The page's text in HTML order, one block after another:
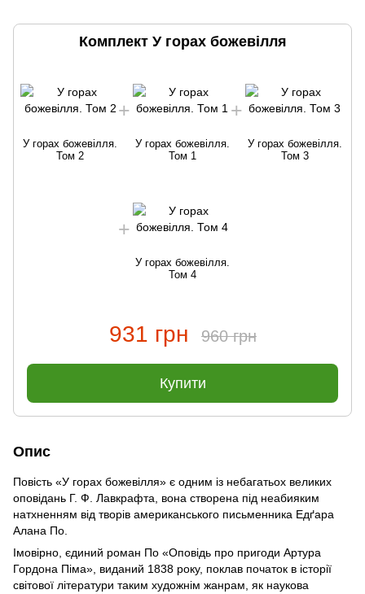
Комплект У горах божевілля
У горах божевілля.
Том 2
У горах божевілля.
Том 1
У горах божевілля.
Том 3
У горах божевілля.
Том 4
931 грн 960 грн
Купити
Опис
Повість «У горах божевілля» є одним із небагатьох великих
оповідань Г. Ф. Лавкрафта, вона створена під неабияким
натхненням від творів американського письменника Едґара
Алана По.
Імовірно, єдиний роман По «Оповідь про пригоди Артура
Гордона Піма», виданий 1838 року, поклав початок в історії
світової літератури таким художнім жанрам, як наукова